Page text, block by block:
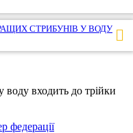
СТРИБУНІВ У ВОДУ
воду входить до трійки
федерації